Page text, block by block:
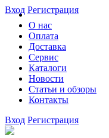
О нас
Оплата
Доставка
Сервис
Каталоги
Новости
Статьи и обзоры
Контакты
Вход Регистрация
Вход Регистрация